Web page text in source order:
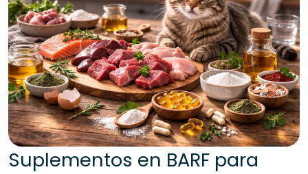
Suplementos en BARF para